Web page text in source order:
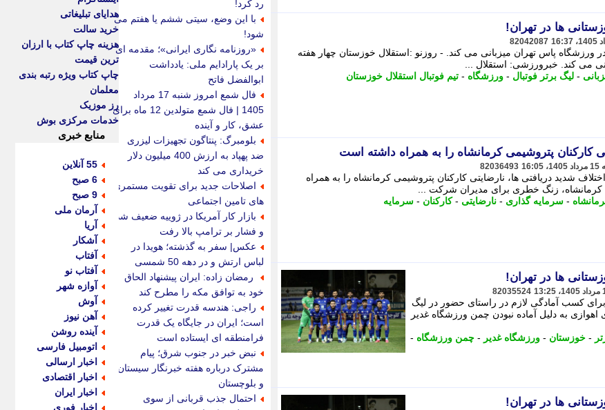
ها در تهران!
82042087
ورزشگاه پاس تهران میزبانی می کند. - روزنو :استقلال خوزستان چهار هفته
می کند. خبرورزشی: استقلال ...
- لیگ برتر فوتبال - ورزشگاه - تیم فوتبال استقلال خوزستان
کارکنان پتروشیمی کرمانشاه را به همراه داشته است
82036493
شدید دریافتی ها، نارضایتی کارکنان پتروشیمی کرمانشاه را به همراه
زنگ خطری برای مدیران شرکت ...
- سرمایه گذاری - نارضایتی -کارکنان - سرمایه
ها در تهران!
82035524
برای کسب آمادگی لازم در راستای حضور در لیگ
دهد. آبی های اهوازی به دلیل آماده نبودن چمن ورزشگاه غدیر
- خوزستان - ورزشگاه غدیر - چمن ورزشگاه -
ها در تهران!
رد کرد!
با این وضع، سیتی ششم یا هفتم می
شود!
«روزنامه نگاری ایرانی»؛ مقدمه ای
بر یک پارادایم ملی: یادداشت
ابوالفضل فاتح
فال شمع امروز شنبه 17 مرداد
1405 | فال شمع متولدین 12 ماه برای
عشق، کار و آینده
بلومبرگ: پنتاگون تجهیزات لیزری
ضد پهپاد به ارزش 400 میلیون دلار
خریداری می کند
اصلاحات جدید برای تقویت مستمری
های تامین اجتماعی
بازار کار آمریکا در ژوییه ضعیف شد
و فشار بر ترامپ بالا رفت
عکس| سفر به گذشته؛ هویدا در
لباس ارتش و در دهه 50 شمسی
رمضان زاده: ایران پیشنهاد الحاق
خود به توافق مکه را مطرح کند
راجی: هندسه قدرت تغییر کرده
است؛ ایران در جایگاه یک قدرت
فرامنطقه ای ایستاده است
نبض خبر در جنوب شرق؛ پیام
مشترک درباره هفته خبرنگار سیستان
و بلوچستان
احتمال جذب قربانی از سوی
هدایای تبلیغاتی
خرید سالت
هزینه چاپ کتاب با ارزان
ترین قیمت
چاپ کتاب ویژه رتبه بندی
معلمان
رز موزیک
خدمات مرکزی بوش
منابع خبری
55 آنلاین
6 صبح
9 صبح
آرمان ملی
آریا
آشکار
آفتاب
آفتاب نو
آوازه شهر
آوش
آهن نیوز
آینده روشن
اتومبیل فارسی
اخبار ارسالی
اخبار اقتصادی
اخبار ایران
اخبار فوری